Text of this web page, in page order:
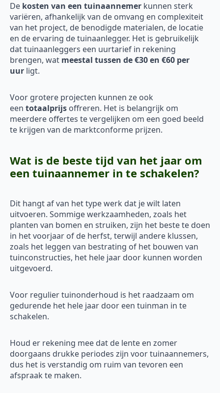
De kosten van een tuinaannemer kunnen sterk
variëren, afhankelijk van de omvang en complexiteit
van het project, de benodigde materialen, de locatie
en de ervaring de tuinaanlegger. Het is gebruikelijk
dat tuinaanleggers een uurtarief in rekening
brengen, wat meestal tussen de €30 en €60 per
uur ligt.
Voor grotere projecten kunnen ze ook
een totaalprijs offreren. Het is belangrijk om
meerdere offertes te vergelijken om een goed beeld
te krijgen van de marktconforme prijzen.
Wat is de beste tijd van het jaar om
een tuinaannemer in te schakelen?
Dit hangt af van het type werk dat je wilt laten
uitvoeren. Sommige werkzaamheden, zoals het
planten van bomen en struiken, zijn het beste te doen
in het voorjaar of de herfst, terwijl andere klussen,
zoals het leggen van bestrating of het bouwen van
tuinconstructies, het hele jaar door kunnen worden
uitgevoerd.
Voor regulier tuinonderhoud is het raadzaam om
gedurende het hele jaar door een tuinman in te
schakelen.
Houd er rekening mee dat de lente en zomer
doorgaans drukke periodes zijn voor tuinaannemers,
dus het is verstandig om ruim van tevoren een
afspraak te maken.